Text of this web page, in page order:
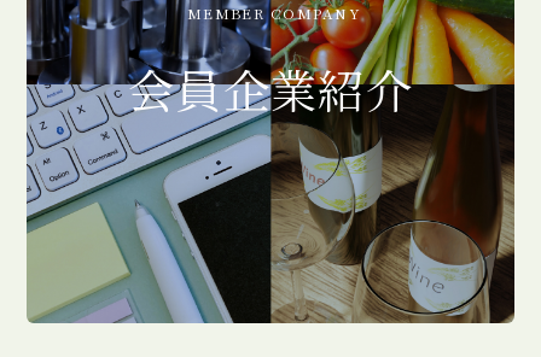
MEMBER COMPANY
会員企業紹介